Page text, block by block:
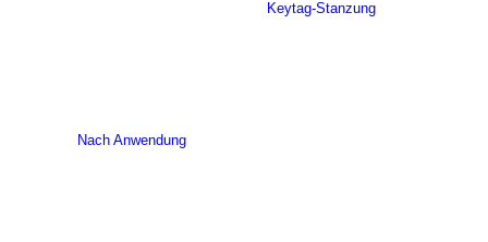
Keytag-Stanzung
Nach Anwendung